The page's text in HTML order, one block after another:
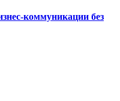
коммуникации без